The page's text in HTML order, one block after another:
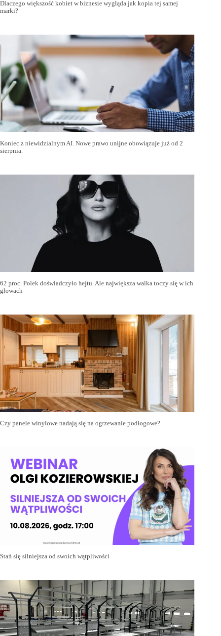
Dlaczego większość kobiet w biznesie wygląda jak kopia tej samej
marki?
Koniec z niewidzialnym AI. Nowe prawo unijne obowiązuje już od 2
sierpnia.
62 proc. Polek doświadczyło hejtu. Ale największa walka toczy się w ich
głowach
Czy panele winylowe nadają się na ogrzewanie podłogowe?
Stań się silniejsza od swoich wątpliwości